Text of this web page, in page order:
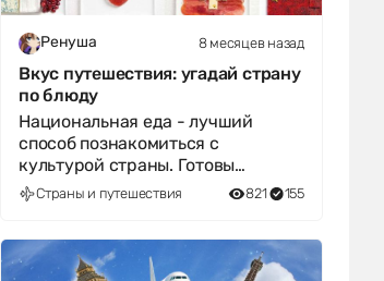
Ренуша 8 месяцев назад
Вкус путешествия: угадай страну
по блюду
Национальная еда - лучший
способ познакомиться с
культурой страны. Готовы
отправиться в кулинарное
путешествие? Ответьте
Страны и путешествия 821 155